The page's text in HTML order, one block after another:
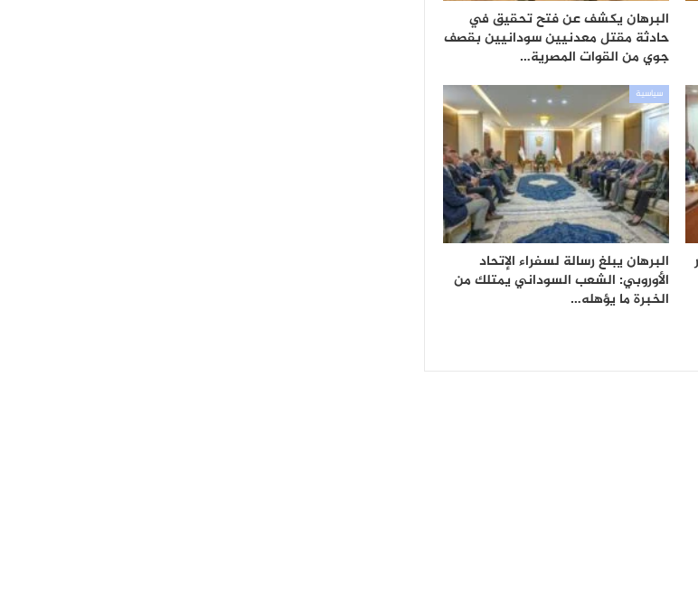
البرهان يكشف عن فتح تحقيق في
حادثة مقتل معدنيين سودانيين بقصف
جوي من القوات المصرية…
سياسية
البرهان يبلغ رسالة لسفراء الإتحاد
الأوروبي: الشعب السوداني يمتلك من
الخبرة ما يؤهله…